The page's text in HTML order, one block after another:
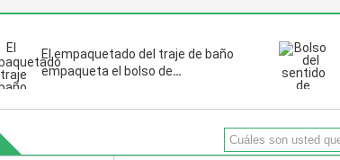
El empaquetado del traje de baño
empaqueta el bolso de